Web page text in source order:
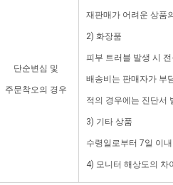
단순변심 및
주문착오의 경우
재판매가 어려운 상품
2) 화장품
피부 트러블 발생 시
배송비는 판매자가 부
적의 경우에는 진단서
3) 기타 상품
수령일로부터 7일 이
4) 모니터 해상도의 차